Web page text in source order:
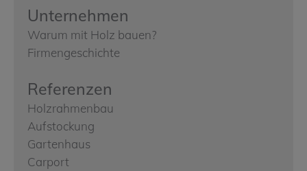
Unternehmen
Warum mit Holz bauen?
Firmengeschichte
Referenzen
Holzrahmenbau
Aufstockung
Gartenhaus
Carport